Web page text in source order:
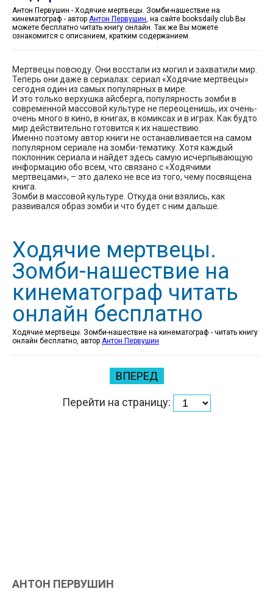
Антон Первушин - Ходячие мертвецы. Зомби-нашествие на
кинематограф - автор Антон Первушин, на сайте booksdaily.club Вы
можете бесплатно читать книгу онлайн. Так же Вы можете
ознакомится с описанием, кратким содержанием.
Мертвецы повсюду. Они восстали из могил и захватили мир.
Теперь они даже в сериалах: сериал «Ходячие мертвецы»
сегодня один из самых популярных в мире.
И это только верхушка айсберга, популярность зомби в
современной массовой культуре не переоценишь, их очень-
очень много в кино, в книгах, в комиксах и в играх. Как будто
мир действительно готовится к их нашествию.
Именно поэтому автор книги не останавливается на самом
популярном сериале на зомби-тематику. Хотя каждый
поклонник сериала и найдет здесь самую исчерпывающую
информацию обо всем, что связано с «Ходячими
мертвецами», – это далеко не все из того, чему посвящена
книга.
Зомби в массовой культуре. Откуда они взялись, как
развивался образ зомби и что будет с ним дальше.
Ходячие мертвецы.
Зомби-нашествие на
кинематограф читать
онлайн бесплатно
Ходячие мертвецы. Зомби-нашествие на кинематограф - читать книгу
онлайн бесплатно, автор Антон Первушин
ВПЕРЕД
Перейти на страницу:
АНТОН ПЕРВУШИН